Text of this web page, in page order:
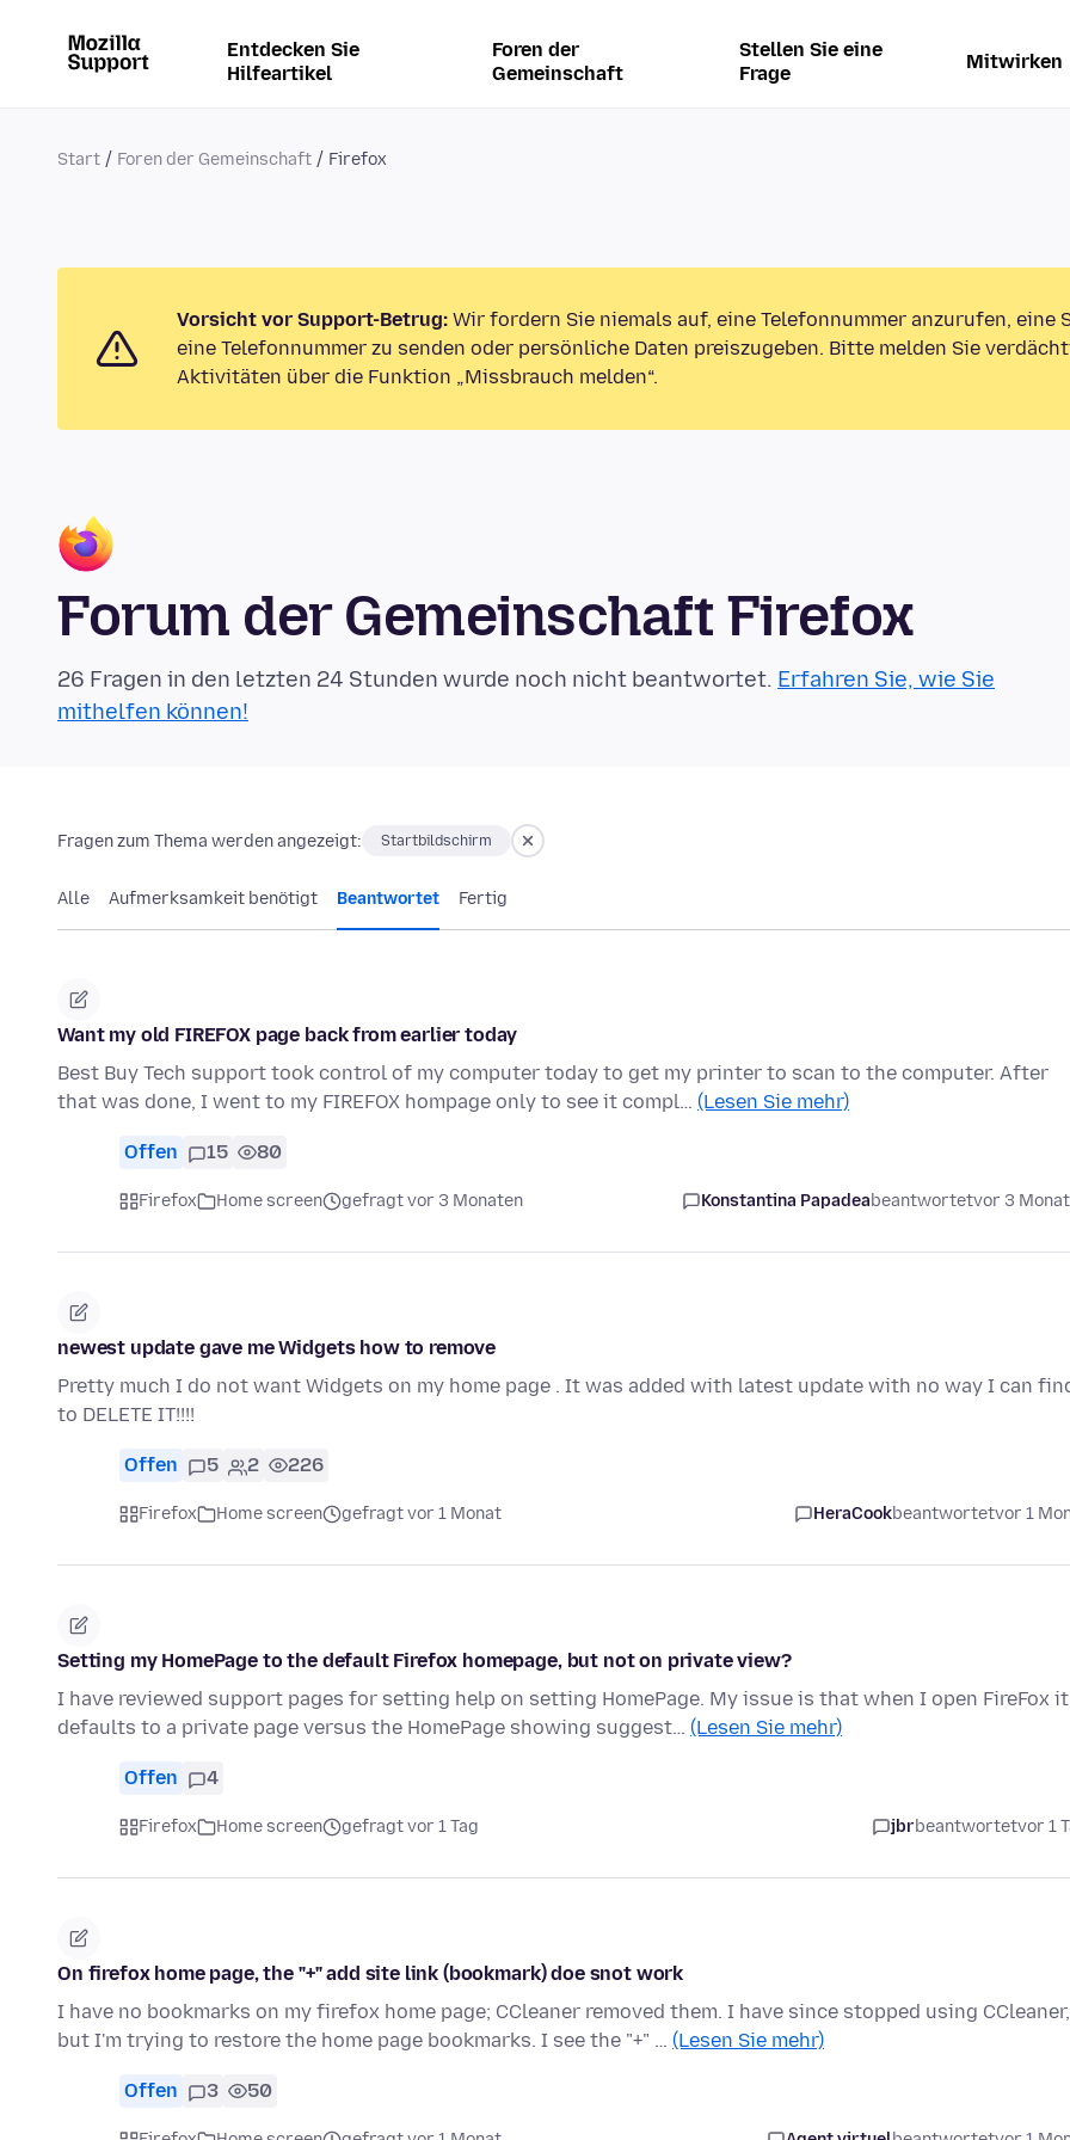
Entdecken Sie
Hilfeartikel
Foren der
Gemeinschaft
Stellen Sie eine
Frage
Mitwirken
Start Foren der Gemeinschaft Firefox
Vorsicht vor Support-Betrug: Wir fordern Sie niemals auf, eine Telefonnummer anzurufen, eine
eine Telefonnummer zu senden oder persönliche Daten preiszugeben. Bitte melden Sie
Aktivitäten über die Funktion „Missbrauch melden“.
Forum der Gemeinschaft Firefox
26 Fragen in den letzten 24 Stunden wurde noch nicht beantwortet. Erfahren Sie, wie Sie
mithelfen können!
Fragen zum Thema werden angezeigt: Startbildschirm
Alle Aufmerksamkeit benötigt Beantwortet Fertig
Want my old FIREFOX page back from earlier today
Best Buy Tech support took control of my computer today to get my printer to scan to the computer. After
that was done, I went to my FIREFOX hompage only to see it compl… (Lesen Sie mehr)
Offen 15 80
Firefox Home screen gefragt vor 3 Monaten Konstantina Papadeabeantwortetvor 3
newest update gave me Widgets how to remove
Pretty much I do not want Widgets on my home page . It was added with latest update with no way I can
to DELETE IT!!!!
Offen 5 2 226
Firefox Home screen gefragt vor 1 Monat HeraCookbeantwortetvor 1
Setting my HomePage to the default Firefox homepage, but not on private view?
I have reviewed support pages for setting help on setting HomePage. My issue is that when I open FireFox it
defaults to a private page versus the HomePage showing suggest… (Lesen Sie mehr)
Offen 4
Firefox Home screen gefragt vor 1 Tag jbrbeantwortetvor 1
On firefox home page, the "+" add site link (bookmark) doe snot work
I have no bookmarks on my firefox home page; CCleaner removed them. I have since stopped using CCleaner,
but I'm trying to restore the home page bookmarks. I see the "+" … (Lesen Sie mehr)
Offen 3 50